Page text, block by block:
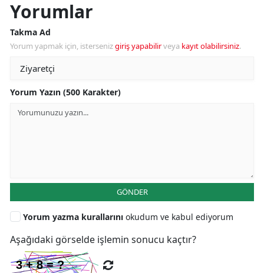
Yorumlar
Takma Ad
Yorum yapmak için, istersenizgiriş yapabilirveya kayıt olabilirsiniz.
Yorum Yazın (500 Karakter)
GÖNDER
Yorum yazma kurallarını okudum ve kabul ediyorum
Aşağıdaki görselde işlemin sonucu kaçtır?